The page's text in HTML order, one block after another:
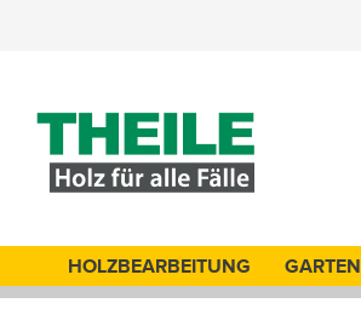
HOLZBEARBEITUNG GARTEN